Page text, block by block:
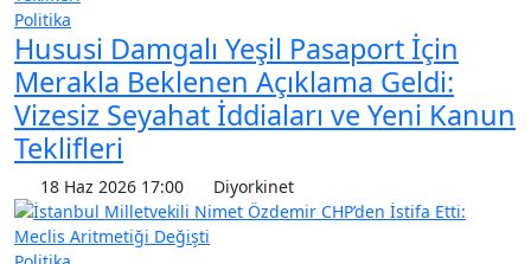
Politika
Hususi Damgalı Yeşil Pasaport İçin
Merakla Beklenen Açıklama Geldi:
Vizesiz Seyahat İddiaları ve Yeni Kanun
Teklifleri
18 Haz 2026 17:00 Diyorkinet